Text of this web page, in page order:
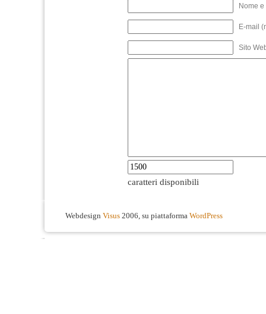
Nome
E-mail
Sito
caratteri disponibili
Webdesign Visus 2006, su piattaforma WordPress